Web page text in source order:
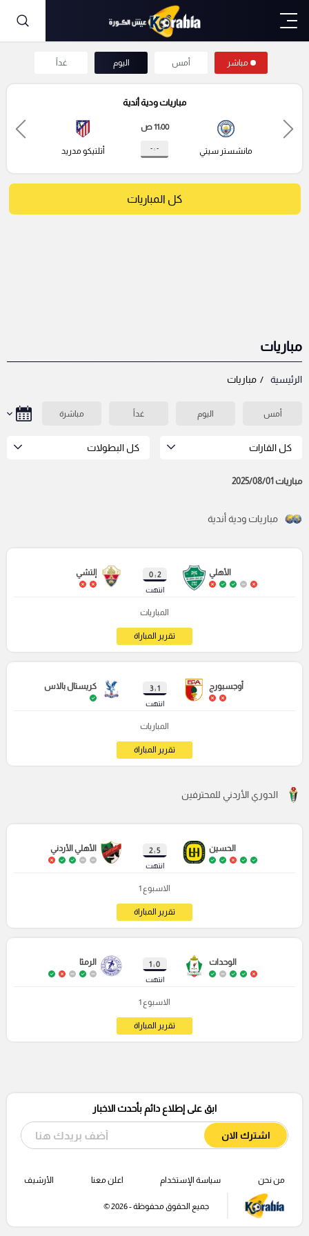
مباشر أمس اليوم غداً
مباريات ودية أندية
مانشستر سيتي
11:00 ص
- : - أتلتيكو مدريد
كل المباريات
مباريات
الرئيسية مباريات
أمس اليوم غداً مباشرة
كل القارات كل البطولات
مباريات 2025/08/01
مباريات ودية أندية
الأهلي
2 : 0
انتهت
إلتشي
المباريات
تقرير المباراة
أوجسبورج
1 : 3
انتهت
كريستال بالاس
المباريات
تقرير المباراة
الدوري الأردني للمحترفين
الحسين
5 : 2
انتهت
الأهلي الأردني
الاسبوع 1
تقرير المباراة
الوحدات
0 : 1
انتهت
الرمثا
الاسبوع 1
تقرير المباراة
ابق على إطلاع دائم بأحدث الاخبار
اشترك الان
من نحن سياسة الإستخدام اعلن معنا الأرشيف
جميع الحقوق محفوظة - 2026 ©